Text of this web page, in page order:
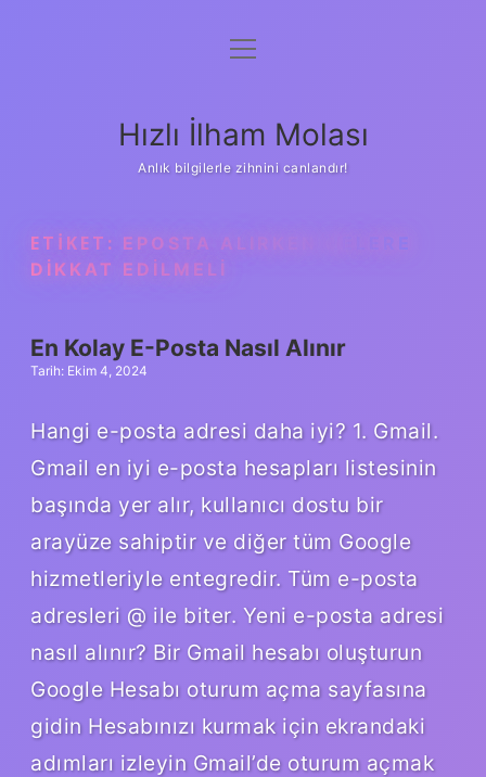
Anasayfa
Yasal Uyarı
menüyü
Hızlı İlham Molası
Anlık bilgilerle zihnini canlandır!
ETIKET: EPOSTA ALIRKEN NELERE
DIKKAT EDILMELI
En Kolay E-Posta Nasıl Alınır
Tarih: Ekim 4, 2024
Hangi e-posta adresi daha iyi? 1. Gmail.
Gmail en iyi e-posta hesapları listesinin
başında yer alır, kullanıcı dostu bir
arayüze sahiptir ve diğer tüm Google
hizmetleriyle entegredir. Tüm e-posta
adresleri @ ile biter. Yeni e-posta adresi
nasıl alınır? Bir Gmail hesabı oluşturun
Google Hesabı oturum açma sayfasına
gidin Hesabınızı kurmak için ekrandaki
adımları izleyin Gmail’de oturum açmak